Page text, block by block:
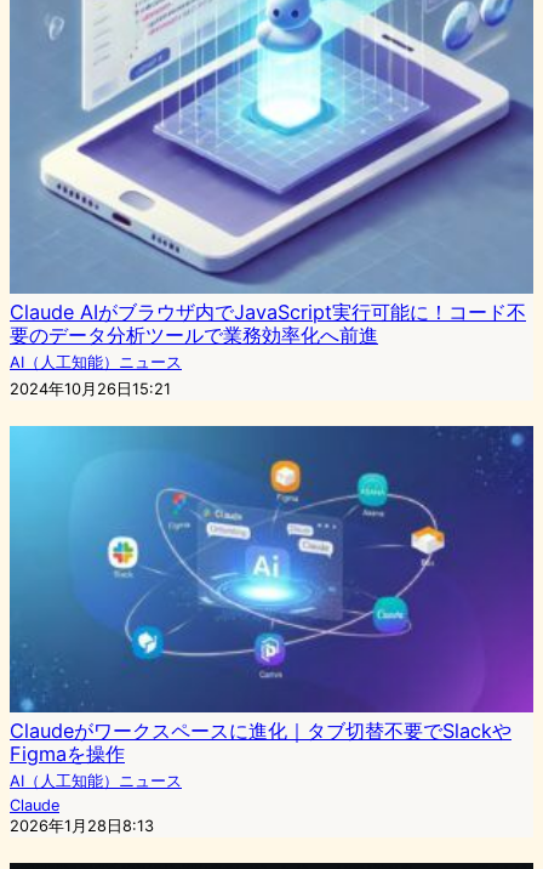
Claude AIがブラウザ内でJavaScript実行可能に！コード不
要のデータ分析ツールで業務効率化へ前進
AI（人工知能）ニュース
2024年10月26日15:21
Claudeがワークスペースに進化｜タブ切替不要でSlackや
Figmaを操作
AI（人工知能）ニュース
Claude
2026年1月28日8:13